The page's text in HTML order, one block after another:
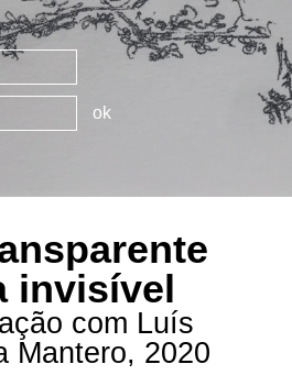
ok
invisível
com Luís
Mantero, 2020